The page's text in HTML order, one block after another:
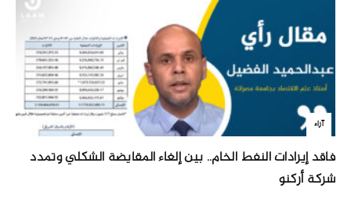
آراء
فاقد إيرادات النفط الخام.. بين إلغاء المقايضة الشكلي وتمدد
شركة أركنو